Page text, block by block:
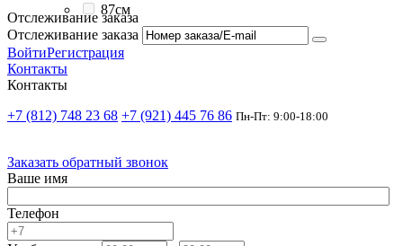
87см
Отслеживание заказа
Отслеживание заказа
ВойтиРегистрация
Контакты
Контакты
+7 (812) 748 23 68 +7 (921) 445 76 86 Пн-Пт: 9:00-18:00
Заказать обратный звонок
Ваше имя
Телефон